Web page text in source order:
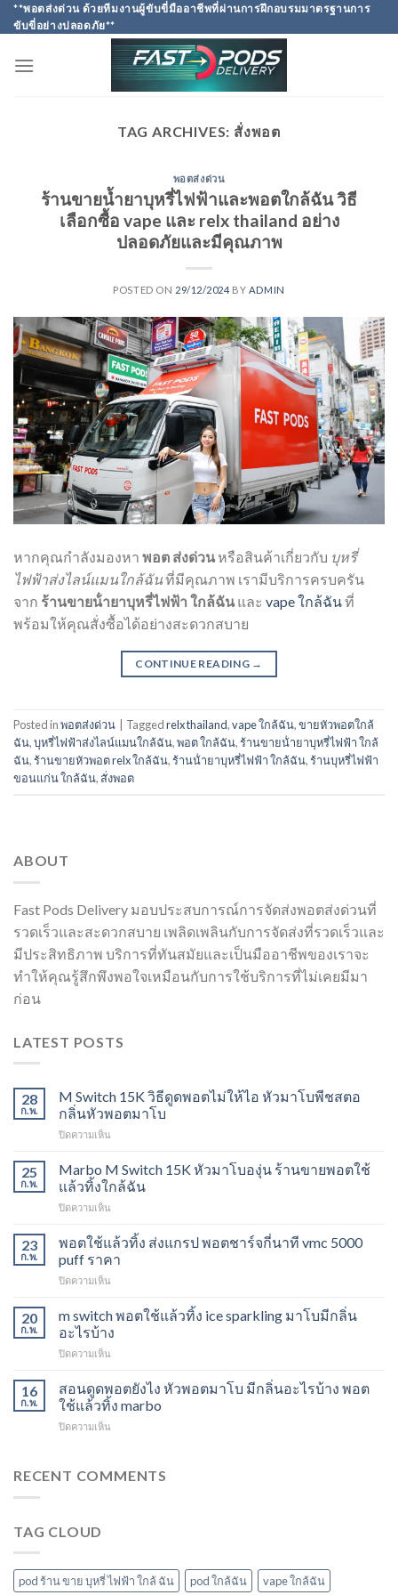
Skip
to
**พอตส่งด่วน ด้วยทีมงานผู้ขับขี่มืออาชีพที่ผ่านการฝึกอบรมมาตรฐานการ
ขับขี่อย่างปลอดภัย**
TAG ARCHIVES: สั่งพอต
พอตส่งด่วน
ร้านขายน้ำยาบุหรี่ไฟฟ้าและพอตใกล้ฉัน วิธี
เลือกซื้อ vape และ relx thailand อย่าง
ปลอดภัยและมีคุณภาพ
POSTED ON 29/12/2024 BY ADMIN
หากคุณกำลังมองหา พอต ส่งด่วน หรือสินค้าเกี่ยวกับ บุหรี่
ไฟฟ้าส่งไลน์แมนใกล้ฉันที่มีคุณภาพ เรามีบริการครบครัน
จาก ร้านขายน้ํายาบุหรี่ไฟฟ้า ใกล้ฉัน และ vape ใกล้ฉันที่
พร้อมให้คุณสั่งซื้อได้อย่างสะดวกสบาย
CONTINUE READING →
Posted inพอตส่งด่วน Taggedrelx thailand,vape ใกล้ฉัน,ขายหัวพอตใกล้
ฉัน,บุหรี่ไฟฟ้าส่งไลน์แมนใกล้ฉัน,พอต ใกล้ฉัน,ร้านขายน้ํายาบุหรี่ไฟฟ้า ใกล้
ฉัน,ร้านขายหัวพอต relx ใกล้ฉัน,ร้านน้ํายาบุหรี่ไฟฟ้า ใกล้ฉัน,ร้านบุหรี่ไฟฟ้า
ขอนแก่น ใกล้ฉัน, สั่งพอต
ABOUT
Fast Pods Delivery มอบประสบการณ์การจัดส่งพอตส่งด่วนที่
รวดเร็วและสะดวกสบาย เพลิดเพลินกับการจัดส่งที่รวดเร็วและ
มีประสิทธิภาพ บริการที่ทันสมัยและเป็นมืออาชีพของเราจะ
ทำให้คุณรู้สึกพึงพอใจเหมือนกับการใช้บริการที่ไม่เคยมีมา
ก่อน
LATEST POSTS
28
ก.พ.
M Switch 15K วิธีดูดพอตไม่ให้ไอ หัวมาโบพีชสตอ
กลิ่นหัวพอตมาโบ
ปิดความเห็น
Switch
15K
วิธี
ดูด
ไม่
ให้
หัว
โบ
พีช
กลิ่น
พอ
ตมา
25
ก.พ.
Marbo M Switch 15K หัวมาโบองุ่น ร้านขายพอตใช้
แล้วทิ้งใกล้ฉัน
ปิดความเห็น
M
Switch
15K
หัว
โบ
องุ่น
ขาย
ใช้
แล้ว
ใกล้
23
ก.พ.
พอตใช้แล้วทิ้ง ส่งแกรป พอตชาร์จกี่นาที vmc 5000
puff ราคา
ปิดความเห็น
แล้ว
ทิ้ง
ส่ง
พอต
ชาร์จ
นาที
puff
20
ก.พ.
m switch พอตใช้แล้วทิ้ง ice sparkling มาโบมีกลิ่น
อะไรบ้าง
ปิดความเห็น
switch
พอต
ใช้
แล้ว
sparkling
16
ก.พ.
สอนดูดพอตยังไง หัวพอตมาโบ มีกลิ่นอะไรบ้าง พอต
ใช้แล้วทิ้ง marbo
ปิดความเห็น
พอ
โบ
มี
RECENT COMMENTS
TAG CLOUD
pod ร้าน ขาย บุหรี่ ไฟฟ้า ใกล้ ฉัน pod ใกล้ฉัน vape ใกล้ฉัน